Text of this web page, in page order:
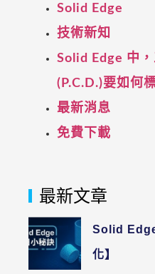
Solid Edge
技術新知
Solid Edge 中
(P.C.D.)要如何
最新消息
免費下載
最新文章
Solid
化】